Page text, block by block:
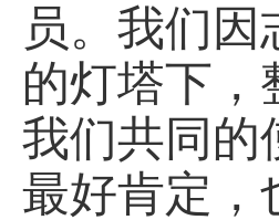
员。我们
的灯塔下，
我们共同的
最好肯定，